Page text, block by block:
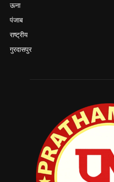
ऊना
पंजाब
राष्ट्रीय
गुरदासपुर